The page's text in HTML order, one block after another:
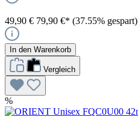
49,90 € 79,90 €* (37.55% gespart)
In den Warenkorb
Vergleich
%